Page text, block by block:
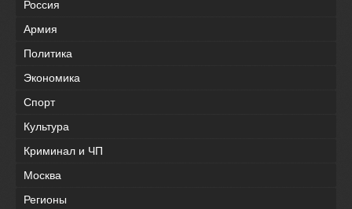
Россия
Армия
Политика
Экономика
Спорт
Культура
Криминал и ЧП
Москва
Регионы